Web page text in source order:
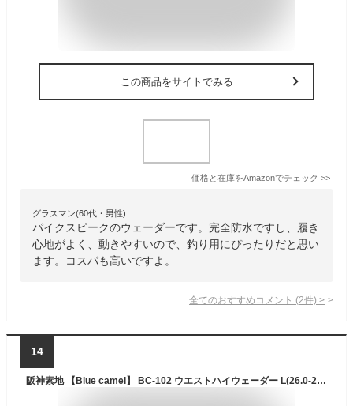
この商品をサイトでみる
価格と在庫をAmazonでチェック >>
グラスマン(60代・男性)
パイクスピークのウェーダーです。完全防水ですし、履き
心地がよく、動きやすいので、釣り用にぴったりだと思い
ます。コスパも高いですよ。
全てのおすすめコメント (2件) >
14
阪神素地 【Blue camel】 BC-102 ウエストハイウェーダー L(26.0-26.5cm) グレー